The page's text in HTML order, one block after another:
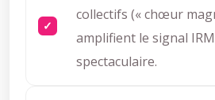
collectifs (« chœur
amplifient le signal
spectaculaire.